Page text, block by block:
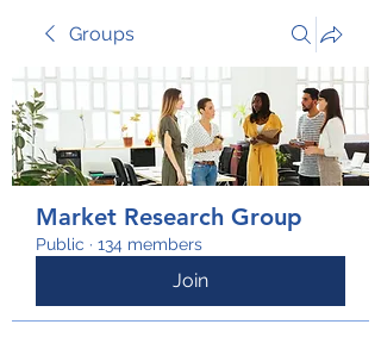
Groups
Market Research Group
Public · 134 members
Join